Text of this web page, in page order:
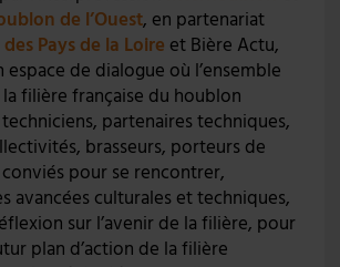
de l’Ouest, en partenariat
Pays de la Loire et Bière Actu,
de dialogue où l’ensemble
filière française du houblon
partenaires techniques,
brasseurs, porteurs de
pour se rencontrer,
avancées culturales et techniques,
sur l’avenir de la filière, pour
plan d’action de la filière